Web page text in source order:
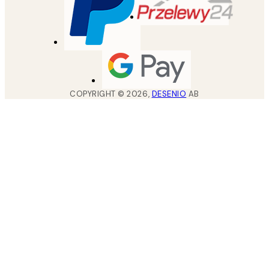
COPYRIGHT ©2026, DESENIO AB